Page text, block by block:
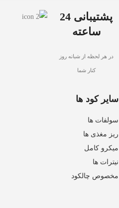
پشتیبانی 24
ساعته
در هر لحظه از شبانه روز
کنار شما
سایر کود ها
سولفات ها
ریز مغذی ها
میکرو کامل
نیترات ها
مخصوص چالکود